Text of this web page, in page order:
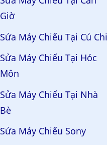
Giờ
Sửa Máy Chiếu Tại Củ Chi
Sửa Máy Chiếu Tại Hóc
Môn
Sửa Máy Chiếu Tại Nhà
Bè
Sửa Máy Chiếu Sony